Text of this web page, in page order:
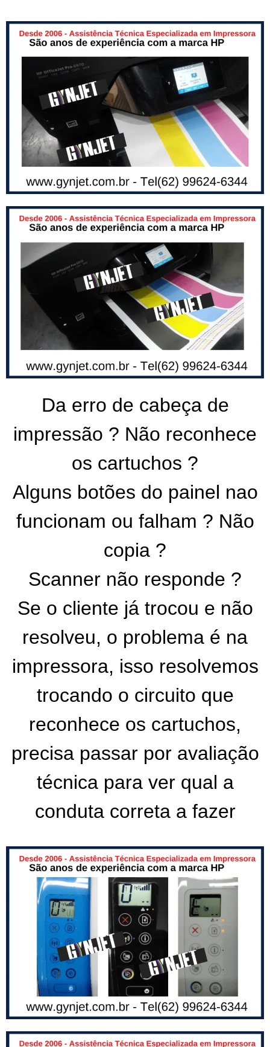
Da erro de cabeça de
impressão ? Não reconhece
os cartuchos ?
Alguns botões do painel nao
funcionam ou falham ? Não
copia ?
Scanner não responde ?
Se o cliente já trocou e não
resolveu, o problema é na
impressora, isso resolvemos
trocando o circuito que
reconhece os cartuchos,
precisa passar por avaliação
técnica para ver qual a
conduta correta a fazer